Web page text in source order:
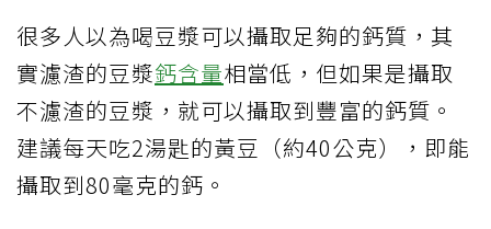
很多人以為喝豆漿可以攝取足夠的鈣質，其
實濾渣的豆漿鈣含量相當低，但如果是攝取
不濾渣的豆漿，就可以攝取到豐富的鈣質。
建議每天吃2湯匙的黃豆（約40公克），即能
攝取到80毫克的鈣。